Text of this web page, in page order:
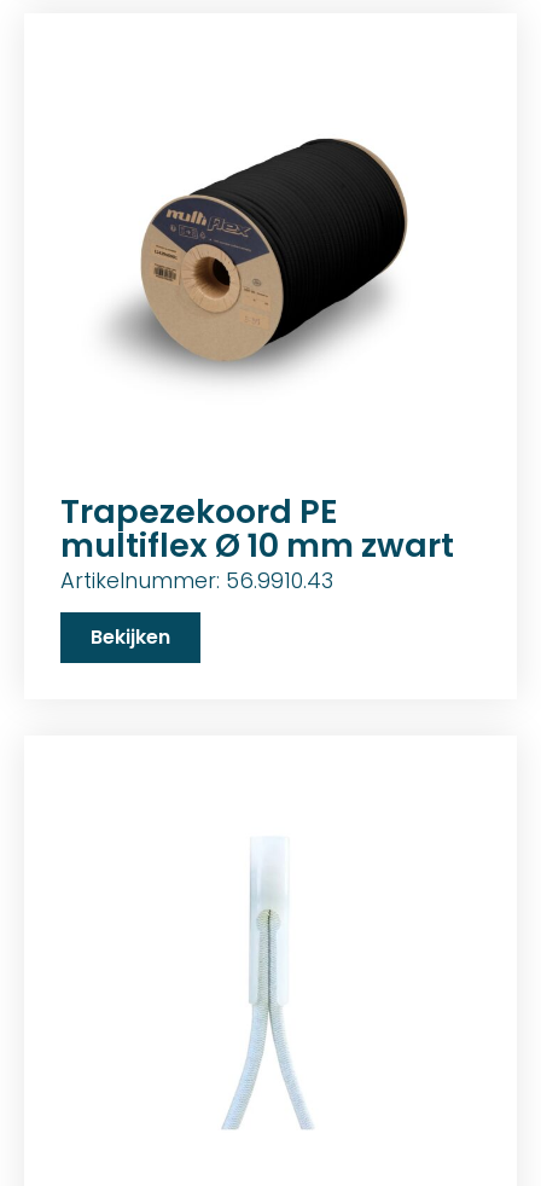
Trapezekoord PE
multiflex Ø 10 mm zwart
Artikelnummer: 56.9910.43
Bekijken